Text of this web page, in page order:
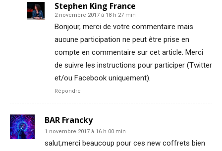
Stephen King France
2 novembre 2017 à 18 h 27 min
Bonjour, merci de votre commentaire mais
aucune participation ne peut être prise en
compte en commentaire sur cet article. Merci
de suivre les instructions pour participer (Twitter
et/ou Facebook uniquement).
Répondre
BAR Francky
1 novembre 2017 à 16 h 00 min
salut,merci beaucoup pour ces new coffrets bien